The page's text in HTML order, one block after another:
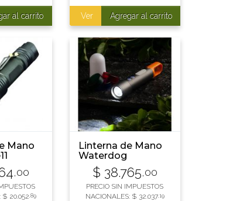
al carrito Ver Agregar al carrito
Mano
,00
$ 20.052,89
Linterna de Mano
Waterdog
Recargable 600
lumens modelo
WOL3089
$ 38.765,00
PRECIO SIN IMPUESTOS
NACIONALES: $ 32.037,19